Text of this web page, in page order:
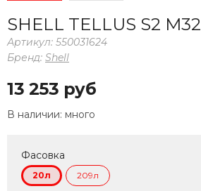
SHELL TELLUS S2 M32
Артикул: 550031624
Бренд: Shell
13 253 руб
В наличии: много
Фасовка
20л 209л